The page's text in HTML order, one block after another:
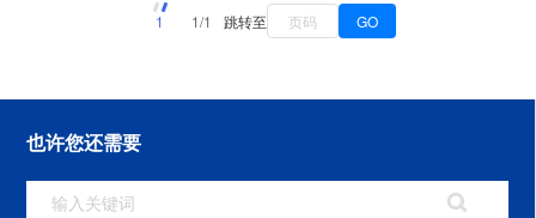
安装，设备布置可灵活选择◆压缩机采用变频压缩机、室
涡旋压缩机配合实现最佳节能效果◆采用无级调速轴流风
机，配置无级变速驱动器。◆具有电源过压、欠压，气流
1 1/1 跳转至 GO
也许您还需要